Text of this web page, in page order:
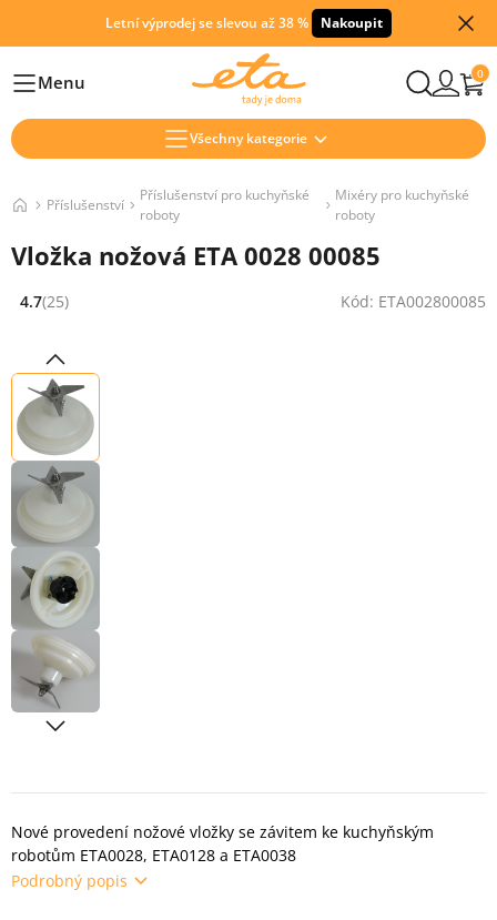
Letní výprodej se slevou až 38 % Nakoupit
HlavníMenu 0
Všechny kategorie
Příslušenství
Příslušenství pro kuchyňské
roboty
Mixéry pro kuchyňské
roboty
Vložka nožová ETA 0028 00085
Hodnocení: 4.7 z 5 (25 recenzí)
4.7(25) Kód: ETA002800085
Nové provedení nožové vložky se závitem ke kuchyňským
robotům ETA0028, ETA0128 a ETA0038
Podrobný popis